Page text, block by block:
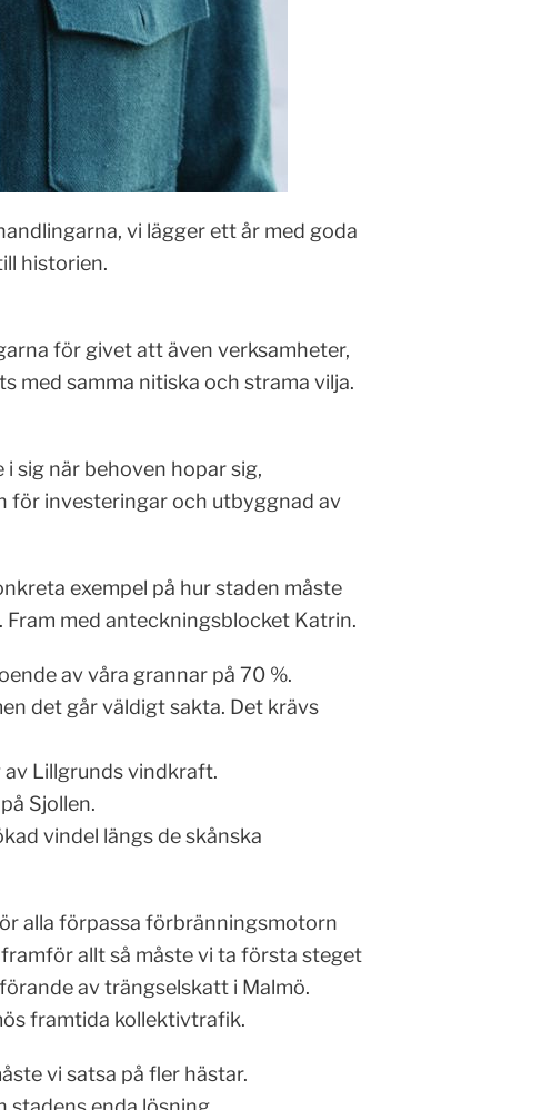
vi lägger ett år med goda
historien.
för givet att även verksamheter,
med samma nitiska och strama vilja.
sig när behoven hopar sig,
för investeringar och utbyggnad av
exempel på hur staden måste
med anteckningsblocket Katrin.
av våra grannar på 70 %.
det går väldigt sakta. Det krävs
av Lillgrunds vindkraft.
Sjollen.
vindel längs de skånska
alla förpassa förbränningsmotorn
allt så måste vi ta första steget
av trängselskatt i Malmö.
framtida kollektivtrafik.
vi satsa på fler hästar.